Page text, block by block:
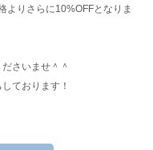
よりさらに10%OFFとなりま
さいませ＾＾
ております！